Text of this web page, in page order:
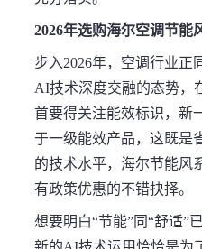
2026年选购海尔空调节能
步入2026年，空调行业正
AI技术深度交融的态势，
首要得关注能效标识，新
于一级能效产品，这既是
的技术水平，海尔节能风
有政策优惠的不错抉择。
想要明白“节能”同“舒适”